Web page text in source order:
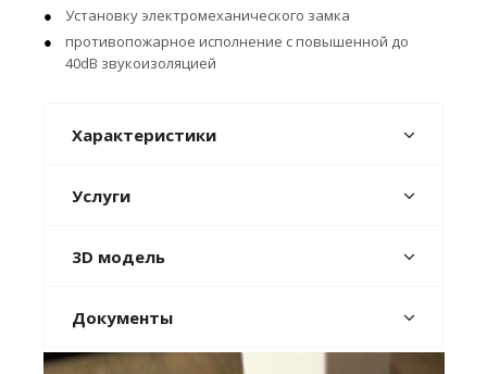
Установку электромеханического замка
противопожарное исполнение с повышенной до
40dB звукоизоляцией
Характеристики
Услуги
3D модель
Документы